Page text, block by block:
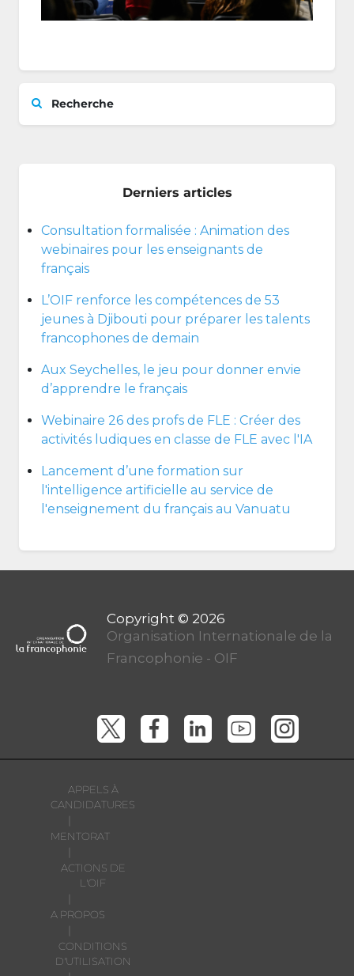
Recherche
Derniers articles
Consultation formalisée : Animation des
webinaires pour les enseignants de
français
L’OIF renforce les compétences de 53
jeunes à Djibouti pour préparer les talents
francophones de demain
Aux Seychelles, le jeu pour donner envie
d’apprendre le français
Webinaire 26 des profs de FLE : Créer des
activités ludiques en classe de FLE avec l'IA
Lancement d’une formation sur
l'intelligence artificielle au service de
l'enseignement du français au Vanuatu
APPELS À
CANDIDATURES
MENTORAT
ACTIONS DE
L'OIF
A PROPOS
CONDITIONS
D'UTILISATION
Organisation Internationale de la
Francophonie - OIF